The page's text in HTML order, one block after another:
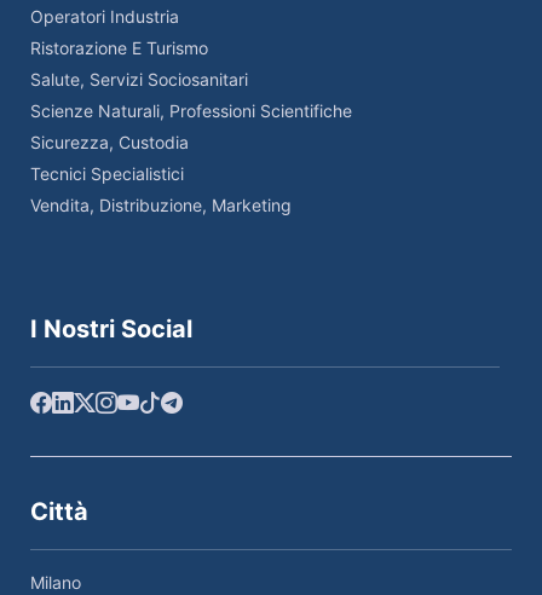
Operatori Industria
Ristorazione E Turismo
Salute, Servizi Sociosanitari
Scienze Naturali, Professioni Scientifiche
Sicurezza, Custodia
Tecnici Specialistici
Vendita, Distribuzione, Marketing
I Nostri Social
Città
Milano